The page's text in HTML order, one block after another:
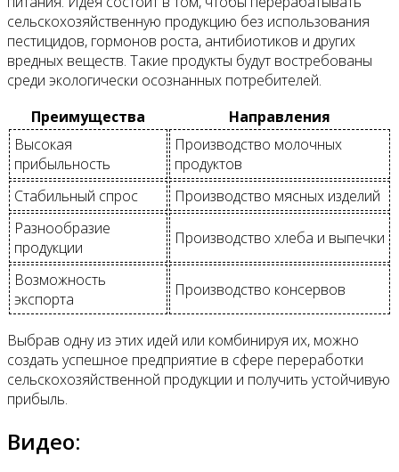
сельскохозяйственную продукцию без использования
пестицидов, гормонов роста, антибиотиков и других
вредных веществ. Такие продукты будут востребованы
среди экологически осознанных потребителей.
Преимущества
Направления
Высокая
прибыльность
Производство молочных
продуктов
Стабильный спрос
Производство мясных изделий
Разнообразие
продукции
Производство хлеба и выпечки
Возможность
экспорта
Производство консервов
Выбрав одну из этих идей или комбинируя их, можно
создать успешное предприятие в сфере переработки
сельскохозяйственной продукции и получить устойчивую
прибыль.
Видео: